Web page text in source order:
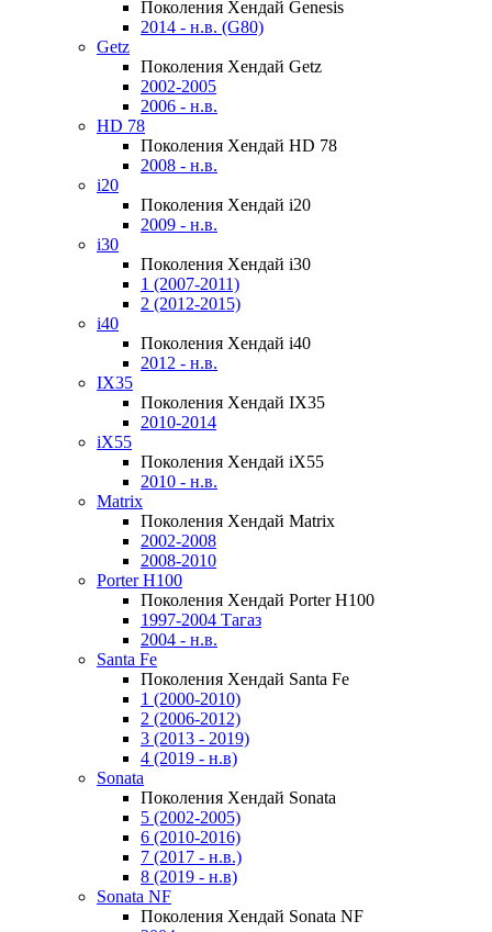
Поколения Хендай Genesis
2014 - н.в. (G80)
Getz
Поколения Хендай Getz
2002-2005
2006 - н.в.
HD 78
Поколения Хендай HD 78
2008 - н.в.
i20
Поколения Хендай i20
2009 - н.в.
i30
Поколения Хендай i30
1 (2007-2011)
2 (2012-2015)
i40
Поколения Хендай i40
2012 - н.в.
IX35
Поколения Хендай IX35
2010-2014
iX55
Поколения Хендай iX55
2010 - н.в.
Matrix
Поколения Хендай Matrix
2002-2008
2008-2010
Porter H100
Поколения Хендай Porter H100
1997-2004 Тагаз
2004 - н.в.
Santa Fe
Поколения Хендай Santa Fe
1 (2000-2010)
2 (2006-2012)
3 (2013 - 2019)
4 (2019 - н.в)
Sonata
Поколения Хендай Sonata
5 (2002-2005)
6 (2010-2016)
7 (2017 - н.в.)
8 (2019 - н.в)
Sonata NF
Поколения Хендай Sonata NF